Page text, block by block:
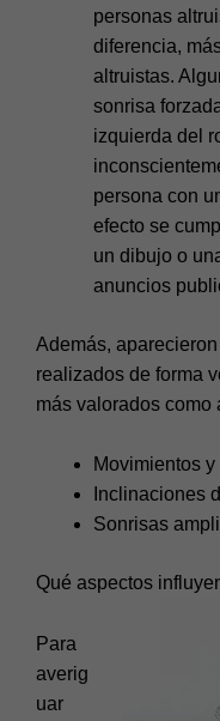
personas
diferencia,
altruistas.
sonrisa
izquierda del
persona con
efecto se
un dibujo o
anuncios
Además,
realizados de forma
más valorados como
Movimientos
Inclinaciones
Sonrisas
Qué aspectos
Para
averig
uar